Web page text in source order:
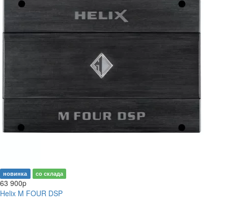
новинка со склада
63 900p
Helix M FOUR DSP